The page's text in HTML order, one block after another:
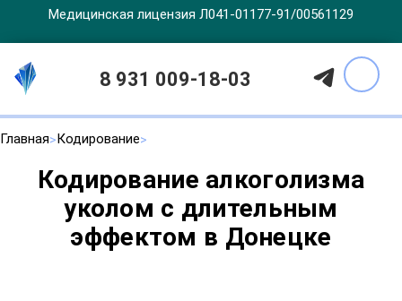
Медицинская лицензия Л041-01177-91/00561129
8 931 009-18-03
Главная Кодирование
Кодирование алкоголизма
уколом с длительным
эффектом в Донецке